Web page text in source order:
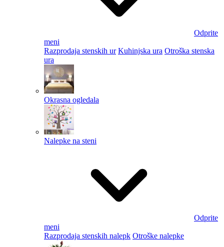
Odprite
meni
Razprodaja stenskih ur Kuhinjska ura Otroška stenska
ura
Okrasna ogledala
Nalepke na steni
Odprite
meni
Razprodaja stenskih nalepk Otroške nalepke